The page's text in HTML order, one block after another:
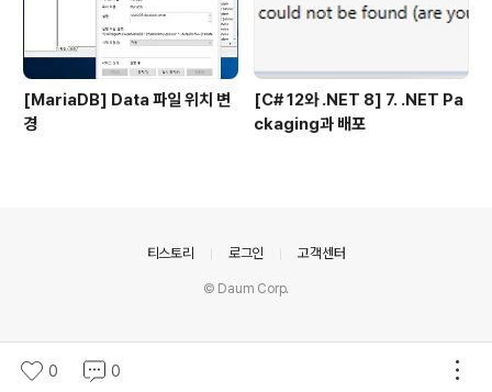
[MariaDB] Data 파일 위치 변
경
[C# 12와 .NET 8] 7. .NET Pa
ckaging과 배포
0 0
티스토리 로그인 고객센터
© Daum Corp.